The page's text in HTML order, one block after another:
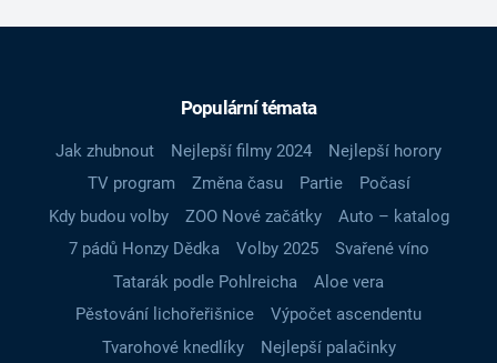
Populární témata
Jak zhubnout Nejlepší filmy 2024
Nejlepší horory
TV program
Změna času Partie
Počasí
Kdy budou volby
ZOO Nové začátky
Auto – katalog
7 pádů Honzy Dědka
Volby 2025
Svařené víno
Tatarák podle Pohlreicha
Aloe vera
Pěstování lichořeřišnice
Výpočet ascendentu
Tvarohové knedlíky
Nejlepší palačinky